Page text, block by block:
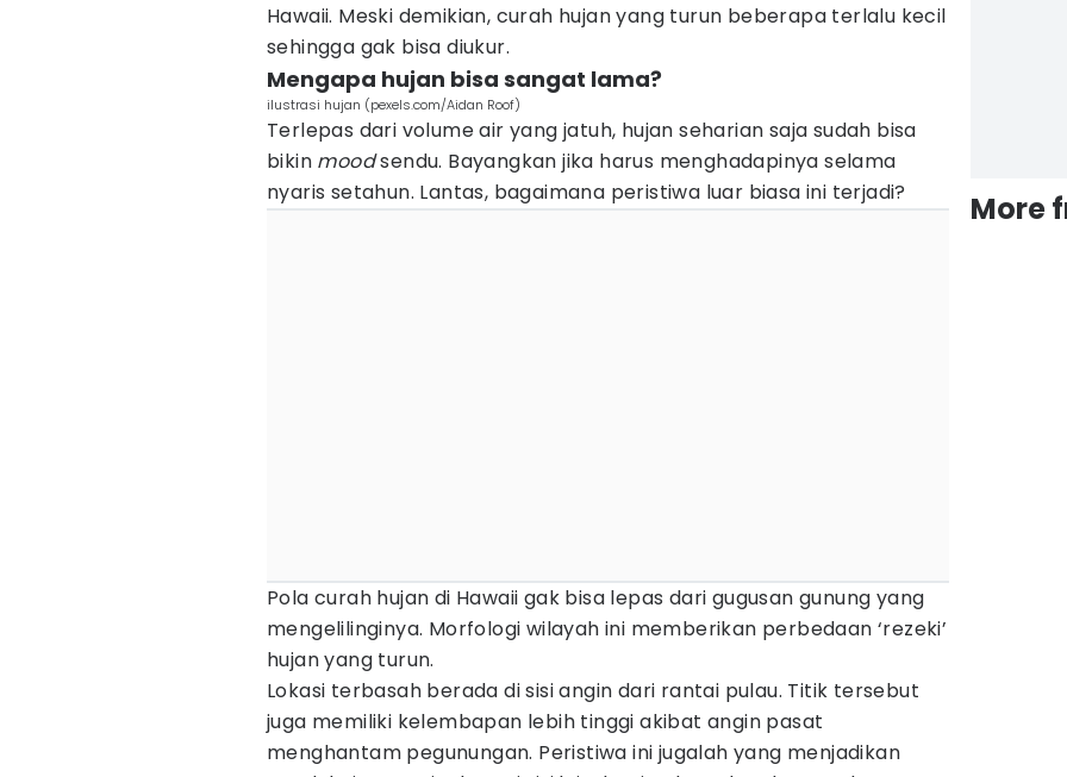
Hawaii. Meski demikian, curah hujan yang turun beberapa terlalu kecil
sehingga gak bisa diukur.
Mengapa hujan bisa sangat lama?
ilustrasi hujan (pexels.com/Aidan Roof)
Terlepas dari volume air yang jatuh, hujan seharian saja sudah bisa
bikin moodsendu. Bayangkan jika harus menghadapinya selama
nyaris setahun. Lantas, bagaimana peristiwa luar biasa ini terjadi?
Pola curah hujan di Hawaii gak bisa lepas dari gugusan gunung yang
mengelilinginya. Morfologi wilayah ini memberikan perbedaan ‘rezeki’
hujan yang turun.
Lokasi terbasah berada di sisi angin dari rantai pulau. Titik tersebut
juga memiliki kelembapan lebih tinggi akibat angin pasat
menghantam pegunungan. Peristiwa ini jugalah yang menjadikan
More